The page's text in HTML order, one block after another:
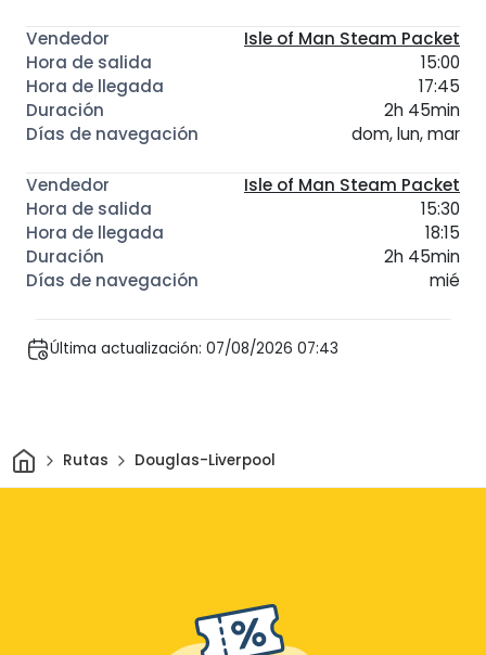
Isle of Man Steam Packet
15:00
17:45
2h 45min
dom, lun, mar
Isle of Man Steam Packet
15:30
18:15
2h 45min
mié
Última actualización: 07/08/2026 07:43
InicioRutas Douglas-Liverpool